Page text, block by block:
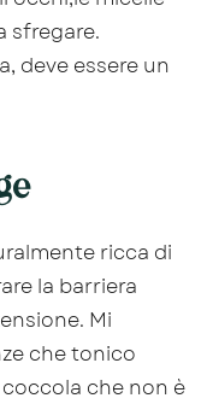
sfregare.
deve essere un
ricca di
la barriera
Mi
che tonico
che non è